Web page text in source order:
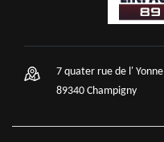
7 quater rue de l' Yonne
89340 Champigny